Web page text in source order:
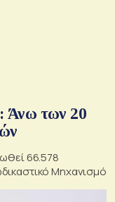
Άνω των 20
66.578
Μηχανισμό